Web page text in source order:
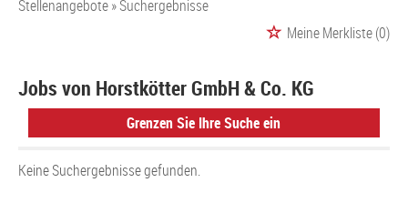
Stellenangebote Suchergebnisse
Meine Merkliste(0)
Jobs von Horstkötter GmbH & Co. KG
Grenzen Sie Ihre Suche ein
Keine Suchergebnisse gefunden.